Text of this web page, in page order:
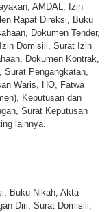
AMDAL, Izin
Rapat Direksi, Buku
Dokumen Tender,
Domisili, Surat Izin
Dokumen Kontrak,
Pengangkatan,
Waris, HO, Fatwa
Keputusan dan
Surat Keputusan
lainnya.
Buku Nikah, Akta
Diri, Surat Domisili,